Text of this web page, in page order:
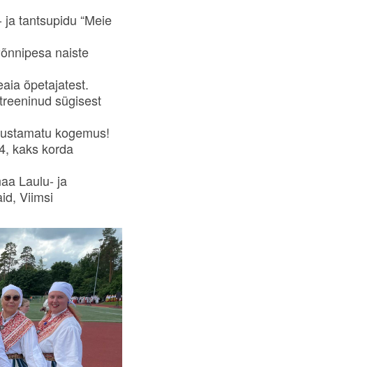
tantsupidu “Meie
naiste
õpetajatest.
sügisest
kogemus!
kaks korda
Laulu- ja
Viimsi